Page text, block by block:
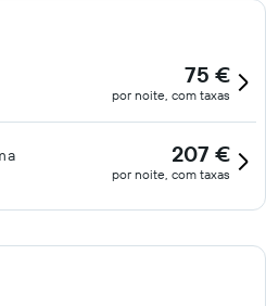
75 €
por noite, com taxas
207 €
por noite, com taxas